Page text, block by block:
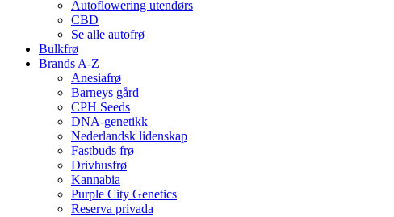
Autoflowering utendørs
CBD
Se alle autofrø
Bulkfrø
Brands A-Z
Anesiafrø
Barneys gård
CPH Seeds
DNA-genetikk
Nederlandsk lidenskap
Fastbuds frø
Drivhusfrø
Kannabia
Purple City Genetics
Reserva privada